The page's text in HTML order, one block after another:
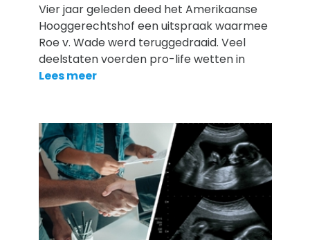
Vier jaar geleden deed het Amerikaanse
Hooggerechtshof een uitspraak waarmee
Roe v. Wade werd teruggedraaid. Veel
deelstaten voerden pro-life wetten in
Lees meer